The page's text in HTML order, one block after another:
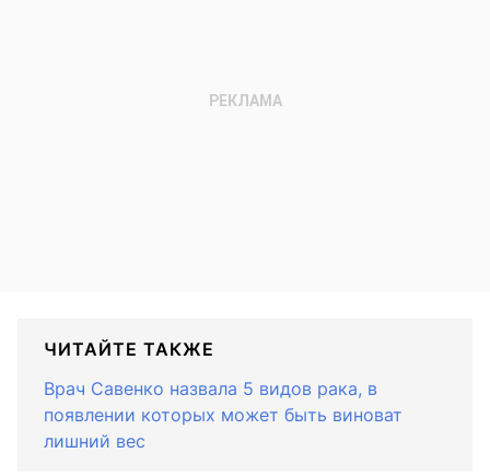
ЧИТАЙТЕ ТАКЖЕ
Врач Савенко назвала 5 видов рака, в
появлении которых может быть виноват
лишний вес